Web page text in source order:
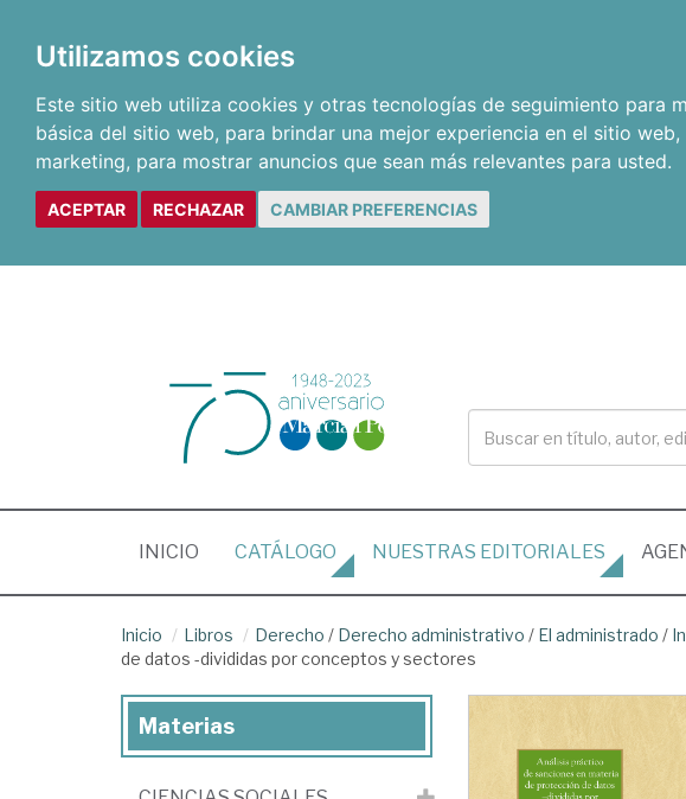
Utilizamos cookies
Este sitio web utiliza cookies y otras tecnologías de seguimiento para
básica del sitio web, para brindar una mejor experiencia en el sitio web,
marketing, para mostrar anuncios que sean más relevantes para usted.
ACEPTAR RECHAZAR CAMBIAR PREFERENCIAS
INICIO (CURRENT)
CATÁLOGO NUESTRAS EDITORIALES
Inicio Libros Derecho / Derecho administrativo / El administrado /
de datos -divididas por conceptos y sectores
Materias